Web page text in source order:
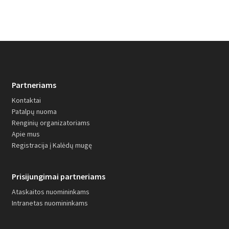
Partneriams
Kontaktai
Patalpų nuoma
Renginių organizatoriams
Apie mus
Registracija į Kalėdų mugę
Prisijungimai partneriams
Ataskaitos nuomininkams
Intranetas nuomininkams